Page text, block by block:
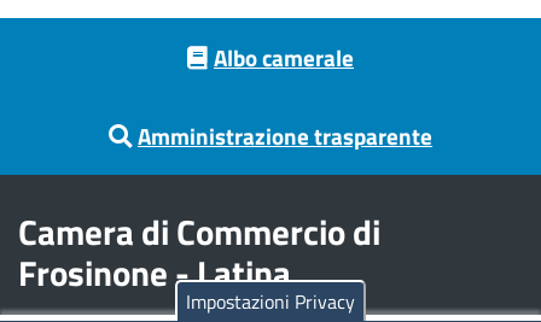
Albo camerale
Amministrazione trasparente
Camera di Commercio di
Frosinone - Latina
Impostazioni Privacy